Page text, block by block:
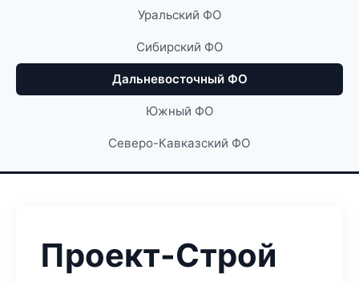
Уральский ФО
Сибирский ФО
Дальневосточный ФО
Южный ФО
Северо-Кавказский ФО
Проект-Строй